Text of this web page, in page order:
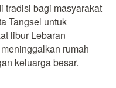
tradisi bagi masyarakat
Tangsel untuk
libur Lebaran
rumah
keluarga besar.